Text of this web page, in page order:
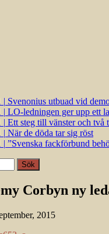
| Svenonius utbuad vid
| LO-ledningen ger upp ett
| Ett steg till vänster och två
| När de döda tar sig röst
| ”Svenska fackförbund
Corbyn ny
2015